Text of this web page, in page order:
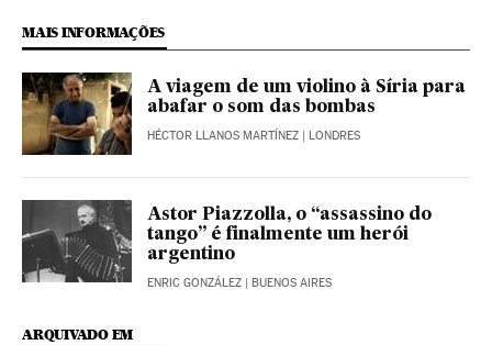
MAIS INFORMAÇÕES
A viagem de um violino à Síria para
abafar o som das bombas
HÉCTOR LLANOS MARTÍNEZ | LONDRES
Astor Piazzolla, o “assassino do
tango” é finalmente um herói
argentino
ENRIC GONZÁLEZ | BUENOS AIRES
ARQUIVADO EM